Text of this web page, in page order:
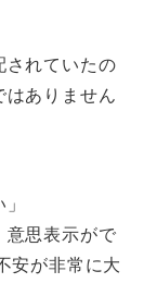
されていたの
ありません
意思表示がで
安が非常に大